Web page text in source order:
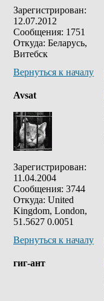
Зарегистрирован:
12.07.2012
Сообщения: 1751
Откуда: Беларусь,
Витебск
Вернуться к началу
Avsat
Зарегистрирован:
11.04.2004
Сообщения: 3744
Откуда: United
Kingdom, London,
51.5627 0.0051
Вернуться к началу
гиг-ант